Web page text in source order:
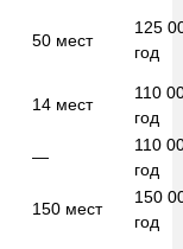
50 мест
125
год
14 мест
110
год
—
110
год
150 мест
150
год